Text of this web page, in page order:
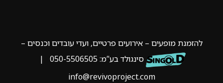
להזמנת מופעים – אירועים פרטיים, ועדי עובדים וכנסים –
סינגולד בע”מ:
|
info@revivoproject.com